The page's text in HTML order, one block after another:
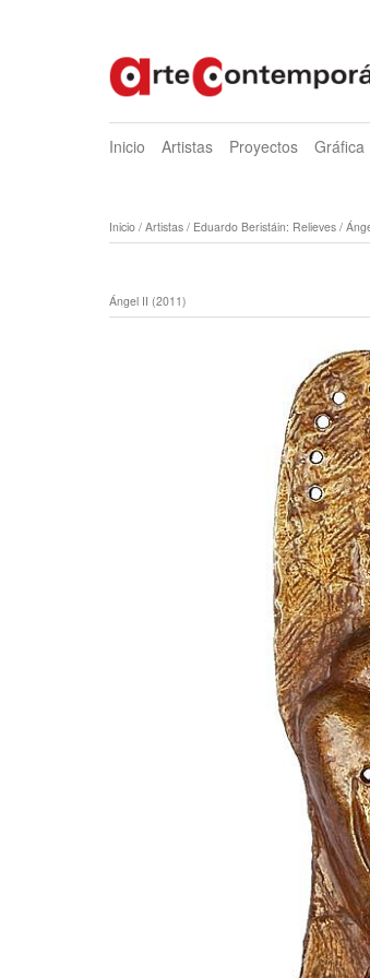
Inicio Artistas Proyectos Gráfica
Inicio/ Artistas/ Eduardo Beristáin: Relieves/
Ángel II (2011)